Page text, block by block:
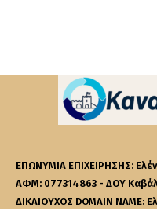
ΕΠΩΝΥΜΙΑ ΕΠΙΧΕΙΡΗΣΗΣ:
ΑΦΜ: 077314863 - ΔΟΥ
ΔΙΚΑΙΟΥΧΟΣ DOMAIN NAME: